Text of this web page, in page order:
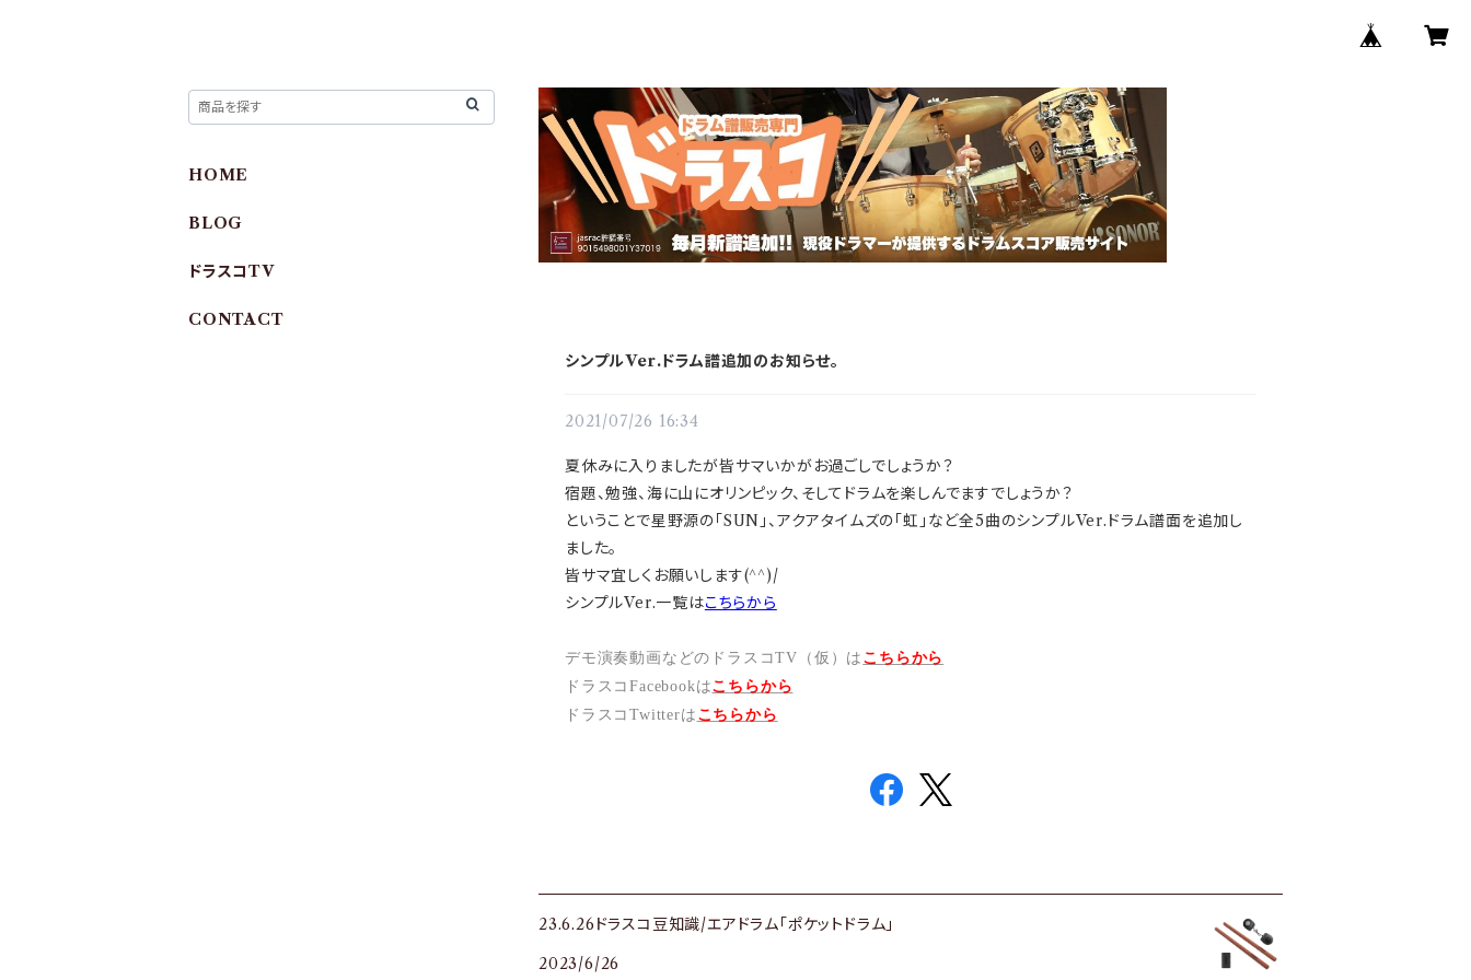
シンプルVer.ドラム譜追加のお知らせ。
2021/07/26 16:34
夏休みに入りましたが皆サマいかがお過ごしでしょうか？
宿題、勉強、海に山にオリンピック、そしてドラムを楽しんでますでしょうか？
ということで星野源の「SUN」、アクアタイムズの「虹」など全5曲のシンプルVer.ドラム譜面を追加し
ました。
皆サマ宜しくお願いします(^^)/
シンプルVer.一覧はこちらから
デモ演奏動画などのドラスコTV（仮）は こちらから
ドラスコFacebookはこちらから
ドラスコTwitterは こちらから
23.6.26ドラスコ豆知識/エアドラム「ポケットドラム」
2023/6/26
HOME
BLOG
ドラスコTV
CONTACT